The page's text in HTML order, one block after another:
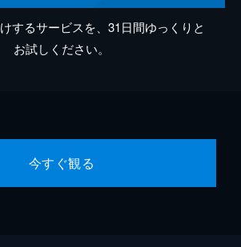
するサービスを、31日間ゆっくりと
お試しください。
今すぐ観る